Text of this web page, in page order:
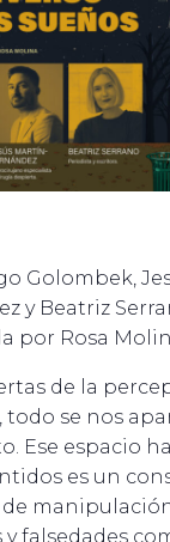
Golombek,
y Beatriz
por Rosa
de la
todo se nos
Ese espacio
es un
falsedades